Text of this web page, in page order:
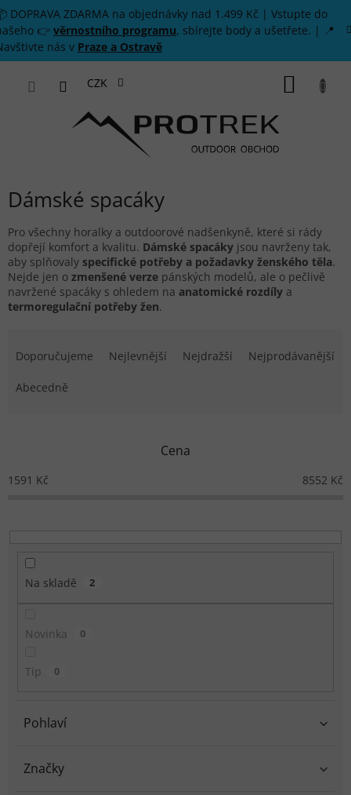
Přejít na obsah
DOPRAVA ZDARMA na objednávky nad 1.499 Kč | Vstupte do
👉 věrnostního programu, sbírejte body a ušetřete. | 📍
nás v Praze a Ostravě
CZK
Dámské spacáky
Pro všechny horalky a outdoorové nadšenkyně, které si rády
dopřejí komfort a kvalitu. Dámské spacáky jsou navrženy tak,
aby splňovaly specifické potřeby a požadavky ženského těla.
Nejde jen o zmenšené verze pánských modelů, ale o pečlivě
navržené spacáky s ohledem na anatomické rozdíly a
termoregulační potřeby žen.
Doporučujeme Nejlevnější Nejdražší Nejprodávanější
Abecedně
Cena
1591 Kč 8552 Kč
Na skladě 2
Novinka 0
Tip 0
Značky
Pohlaví